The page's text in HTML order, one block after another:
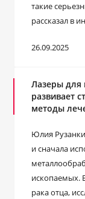
такие
рассказал в
26.09.2025
Лазеры
развивает
методы
Юлия
и сначала
ископаемых.
рака отца,